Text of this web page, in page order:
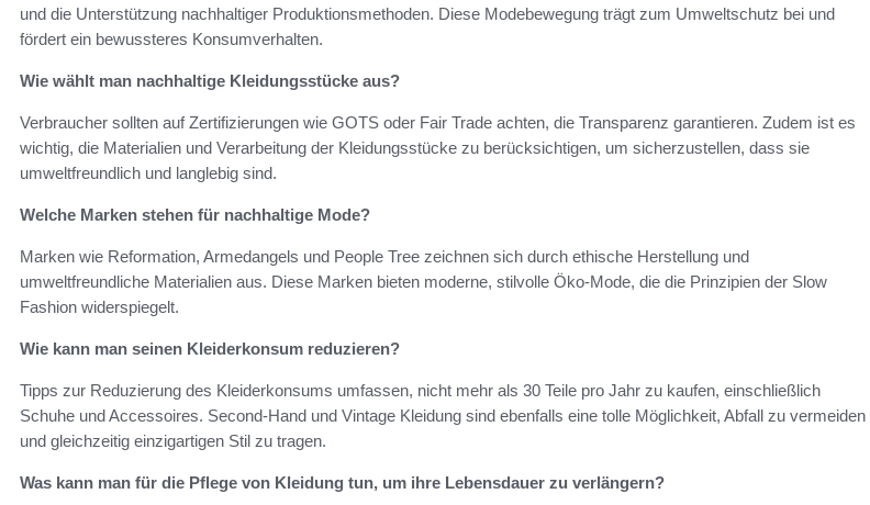
und die Unterstützung nachhaltiger Produktionsmethoden. Diese Modebewegung trägt zum Umweltschutz bei und
fördert ein bewussteres Konsumverhalten.
Wie wählt man nachhaltige Kleidungsstücke aus?
Verbraucher sollten auf Zertifizierungen wie GOTS oder Fair Trade achten, die Transparenz garantieren. Zudem ist es
wichtig, die Materialien und Verarbeitung der Kleidungsstücke zu berücksichtigen, um sicherzustellen, dass sie
umweltfreundlich und langlebig sind.
Welche Marken stehen für nachhaltige Mode?
Marken wie Reformation, Armedangels und People Tree zeichnen sich durch ethische Herstellung und
umweltfreundliche Materialien aus. Diese Marken bieten moderne, stilvolle Öko-Mode, die die Prinzipien der Slow
Fashion widerspiegelt.
Wie kann man seinen Kleiderkonsum reduzieren?
Tipps zur Reduzierung des Kleiderkonsums umfassen, nicht mehr als 30 Teile pro Jahr zu kaufen, einschließlich
Schuhe und Accessoires. Second-Hand und Vintage Kleidung sind ebenfalls eine tolle Möglichkeit, Abfall zu vermeiden
und gleichzeitig einzigartigen Stil zu tragen.
Was kann man für die Pflege von Kleidung tun, um ihre Lebensdauer zu verlängern?